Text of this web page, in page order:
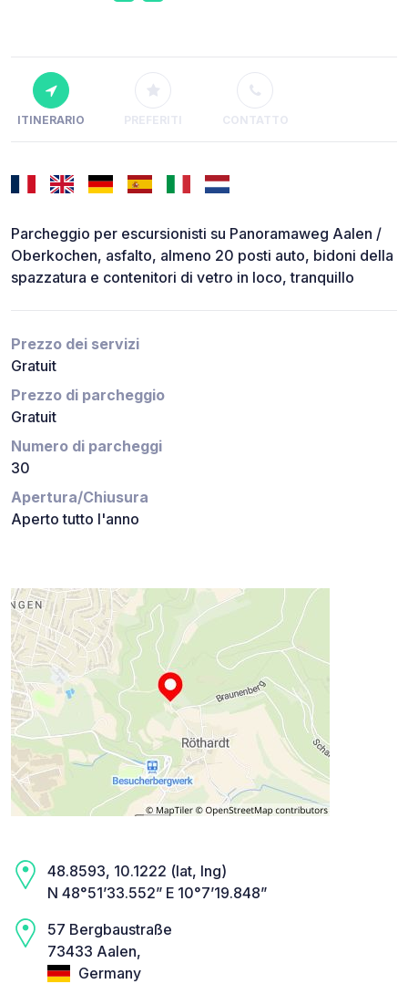
ITINERARIO PREFERITI CONTATTO
Parcheggio per escursionisti su Panoramaweg Aalen /
Oberkochen, asfalto, almeno 20 posti auto, bidoni della
spazzatura e contenitori di vetro in loco, tranquillo
Prezzo dei servizi
Gratuit
Prezzo di parcheggio
Gratuit
Numero di parcheggi
30
Apertura/Chiusura
Aperto tutto l'anno
48.8593, 10.1222 (lat, lng)
N 48°51’33.552” E 10°7’19.848”
57 Bergbaustraße
73433 Aalen,
Germany